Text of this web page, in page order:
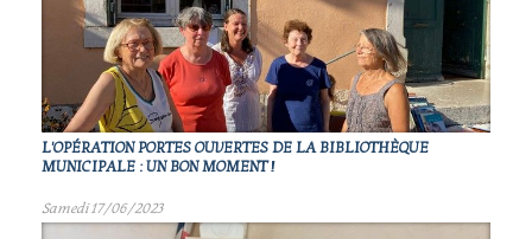
L'OPÉRATION PORTES OUVERTES DE LA BIBLIOTHÈQUE
MUNICIPALE : UN BON MOMENT !
Samedi 17/06/2023